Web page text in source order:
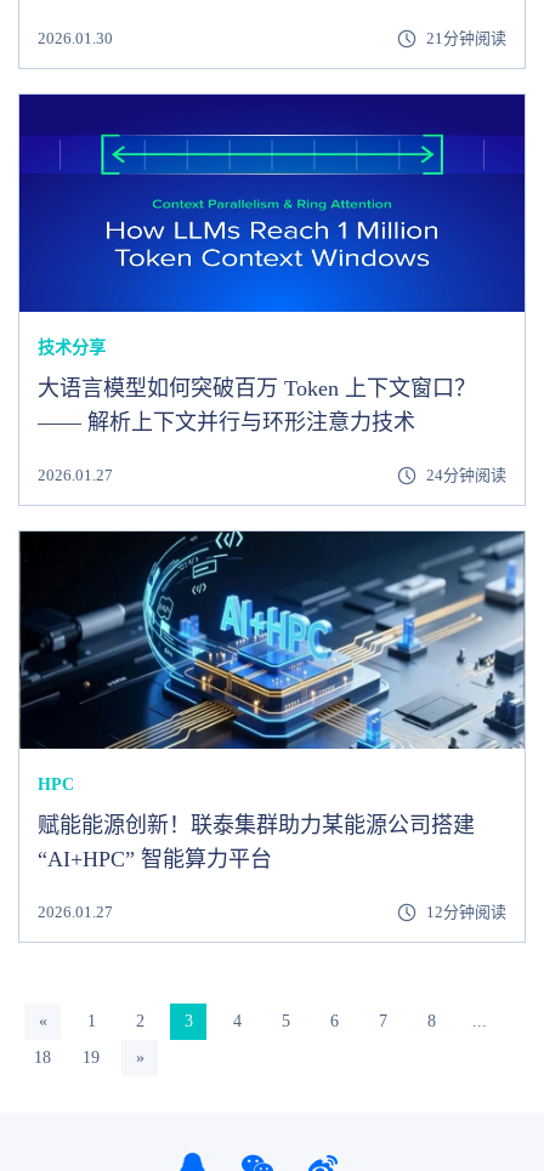
2026.01.30 21分钟阅读
技术分享
大语言模型如何突破百万 Token 上下文窗口？
—— 解析上下文并行与环形注意力技术
2026.01.27 24分钟阅读
HPC
赋能能源创新！联泰集群助力某能源公司搭建
“AI+HPC” 智能算力平台
2026.01.27 12分钟阅读
« 1 2 3 4 5 6 7 8
18
19 »